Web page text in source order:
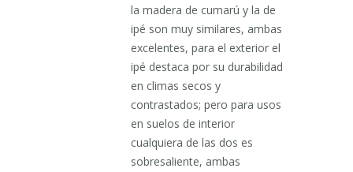
la madera de cumarú y la de
ipé son muy similares, ambas
excelentes, para el exterior el
ipé destaca por su durabilidad
en climas secos y
contrastados; pero para usos
en suelos de interior
cualquiera de las dos es
sobresaliente, ambas